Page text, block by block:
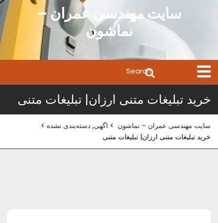
سایت مهندسی عمران –
نماشون
Open
Menu
for:
خرید تبلیغات متنی ارزان| تبلیغات متنی
سایت مهندسی عمران – نماشون > اگهی, دسته‌بندی نشده >
خرید تبلیغات متنی ارزان| تبلیغات متنی